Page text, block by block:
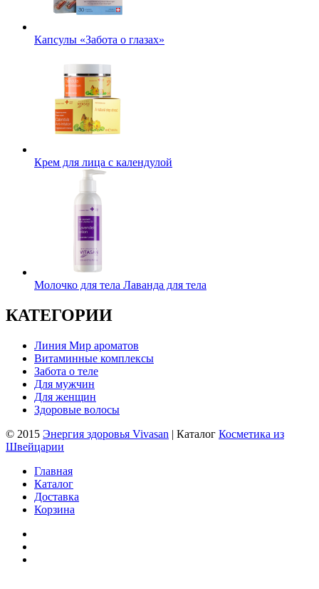
Капсулы «Забота о глазах»
Крем для лица с календулой
Молочко для тела Лаванда для тела
КАТЕГОРИИ
Линия Мир ароматов
Витаминные комплексы
Забота о теле
Для мужчин
Для женщин
Здоровые волосы
© 2015 Энергия здоровья Vivasan | Каталог Косметика из
Швейцарии
Главная
Каталог
Доставка
Корзина